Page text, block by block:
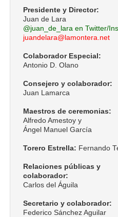
Presidente y Director:
Juan de Lara
@juan_de_lara en Twitter/
juandelara@lamontera.net
Colaborador Especial:
Antonio D. Olano
Consejero y colaborador:
Juan Lamarca
Maestros de ceremonias:
Alfredo Amestoy y
Ángel Manuel García
Torero Estrella: Fernando
Relaciones públicas y
colaborador:
Carlos del Águila
Secretario y colaborador:
Federico Sánchez Aguilar